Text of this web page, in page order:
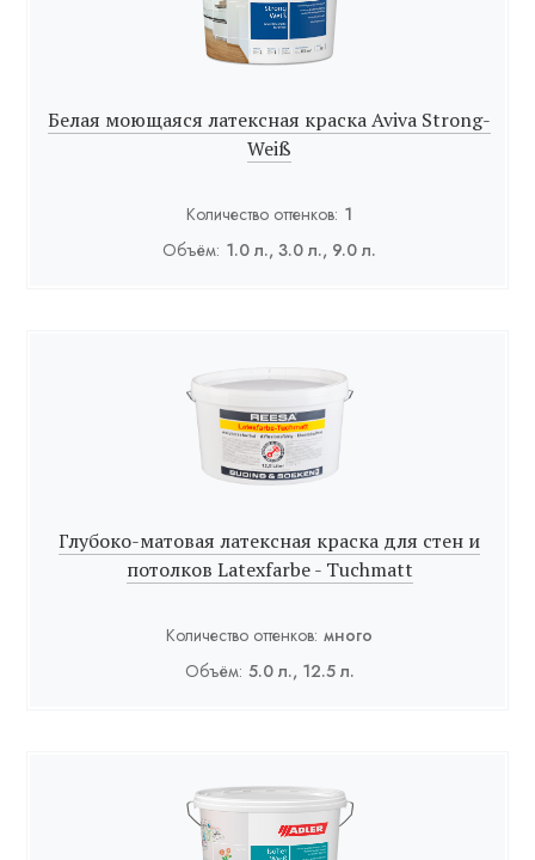
Белая моющаяся латексная краска Aviva Strong-
Weiß
Количество оттенков: 1
Объём: 1.0 л., 3.0 л., 9.0 л.
Глубоко-матовая латексная краска для стен и
потолков Latexfarbe - Tuchmatt
Количество оттенков: много
Объём: 5.0 л., 12.5 л.